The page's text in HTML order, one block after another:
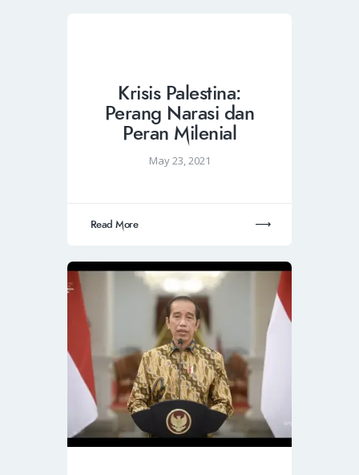
Krisis Palestina:
Perang Narasi dan
Peran Milenial
May 23, 2021
Read More